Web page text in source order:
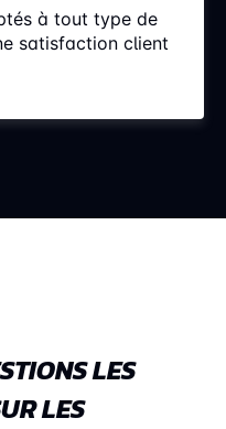
à tout type de
satisfaction client
LES
LES